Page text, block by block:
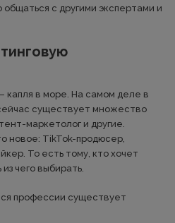
с другими экспертами и
в море. На самом деле в
существует множество
маркетолог и другие.
новое: TikTok-продюсер,
То есть тому, кто хочет
чего выбирать.
профессии существует